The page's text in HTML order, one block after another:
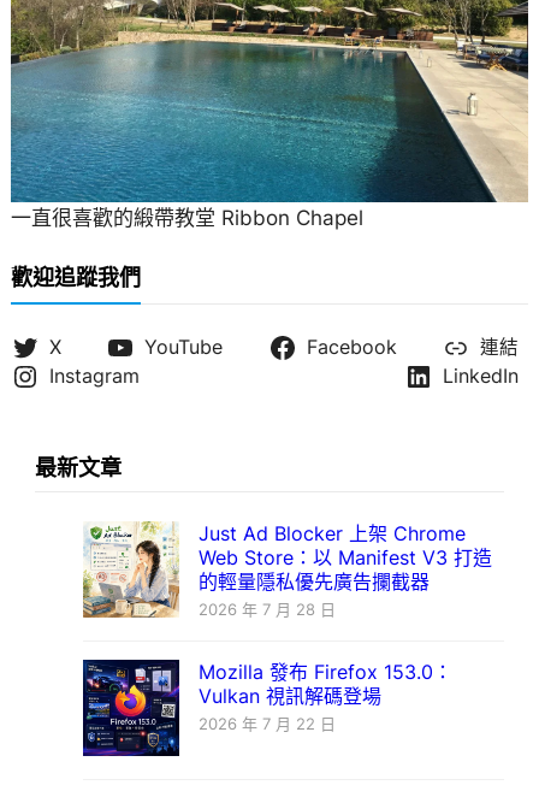
一直很喜歡的緞帶教堂 Ribbon Chapel
歡迎追蹤我們
X YouTube Facebook
連結
Instagram
LinkedIn
最新文章
Just Ad Blocker 上架 Chrome
Web Store：以 Manifest V3 打造
的輕量隱私優先廣告攔截器
2026 年 7 月 28 日
Mozilla 發布 Firefox 153.0：
Vulkan 視訊解碼登場
2026 年 7 月 22 日